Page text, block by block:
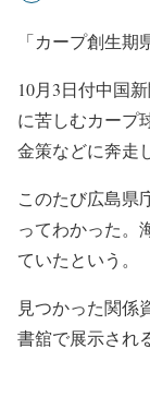
「カープ創生期
10月3日付中国
に苦しむカープ
金策などに奔走
このたび広島県
ってわかった。
ていたという。
見つかった関係
書舘で展示され